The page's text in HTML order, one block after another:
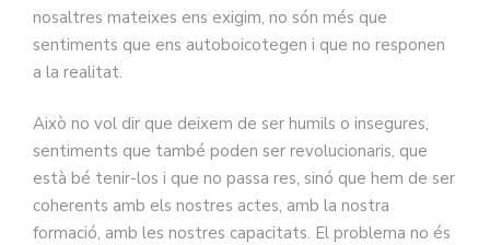
nosaltres mateixes ens exigim, no són més que
sentiments que ens autoboicotegen i que no responen
a la realitat.
Això no vol dir que deixem de ser humils o insegures,
sentiments que també poden ser revolucionaris, que
està bé tenir-los i que no passa res, sinó que hem de ser
coherents amb els nostres actes, amb la nostra
formació, amb les nostres capacitats. El problema no és